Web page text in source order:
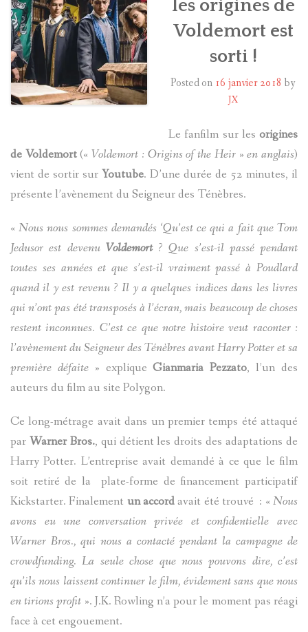
HARRY POTTER
LES ACTEURS
J.K. ROWLING
A PROPOS
les origines de
Voldemort est
sorti !
Posted on 16 janvier 2018 by
JX
Le fanfilm sur les origines
de Voldemort(« Voldemort : Origins of the Heir » en anglais)
vient de sortir sur Youtube. D’une durée de 52 minutes, il
présente l’avènement du Seigneur des Ténèbres.
« Nous nous sommes demandés ‘Qu’est ce qui a fait que Tom
Jedusor est devenu Voldemort? Que s’est-il passé pendant
toutes ses années et que s’est-il vraiment passé à Poudlard
quand il y est revenu ? Il y a quelques indices dans les livres
qui n’ont pas été transposés à l’écran, mais beaucoup de choses
restent inconnues. C’est ce que notre histoire veut raconter :
l’avènement du Seigneur des Ténèbres avant Harry Potter et sa
première défaite » explique Gianmaria Pezzato, l’un des
auteurs du film au site Polygon.
Ce long-métrage avait dans un premier temps été attaqué
par Warner Bros., qui détient les droits des adaptations de
Harry Potter. L’entreprise avait demandé à ce que le film
soit retiré de la plate-forme de financement participatif
Kickstarter. Finalement un accordavait été trouvé : « Nous
avons eu une conversation privée et confidentielle avec
Warner Bros., qui nous a contacté pendant la campagne de
crowdfunding. La seule chose que nous pouvons dire, c’est
qu’ils nous laissent continuer le film, évidement sans que nous
en tirions profit ». J.K. Rowling n’a pour le moment pas réagi
face à cet engouement.